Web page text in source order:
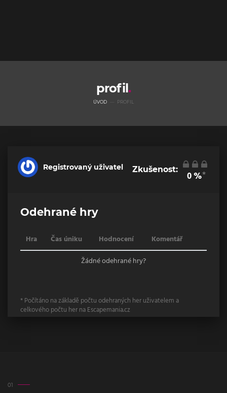
profil
ÚVOD PROFIL
Registrovaný uživatel Zkušenost:
0%*
Odehrané hry
Hra Čas úniku Hodnocení
Komentář
Žádné odehrané hry?
* Počítáno na základě počtu odehraných her uživatelem a
celkového počtu her na Escapemania.cz